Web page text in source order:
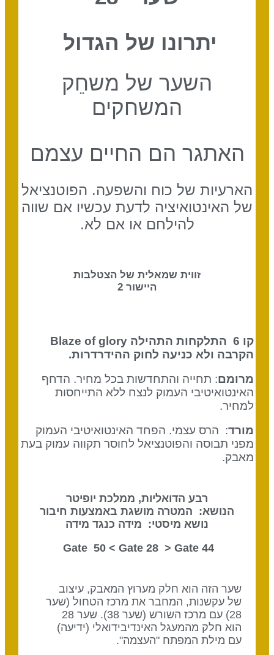
יתרונו של הגדול
השער של משחֵק
המשחקים
האתגר הם החיים עצמם
הארעיות של כוח והשפעה. הפוטנציאל
של האינטואיציה לדעת עכשיו אם שווה
להילחם או אם לא.
זווית שמאלית של הצטלבות
היישור 2
קו 6 התלקחות התהילה
Blaze of glory
הקרבה ולא כניעה לחוק ההידרדרות.
מרומם: תחייה והתחדשות בכל מחיר. הדחף
האינטואיטיבי העמוק לנצח ללא התייחסות
למחיר.
מורד: הרס עצמי. הפחד האינטואיטיבי העמוק
מפני תבוסה והפוטנציאל לחוסר תקווה עמוק בעת
מאבק.
רבע הדואליות, ממלכת יופיטר
הנושא: המטרה מושגת באמצעות חיבור
נושא מיסטי: מידה כנגד מידה
44 Gate 50 <
Gate 28 > Gate
שער הזה הוא חלק מערוץ המאבק, עיצוב
של עקשנות, המחבר את מרכז הטחול (שער
28) עם מרכז השורש (שער 38). שער 28
הוא חלק מהמעגל האינדיבידואלי (ידיעה)
עם מילת המפתח "העצמה".